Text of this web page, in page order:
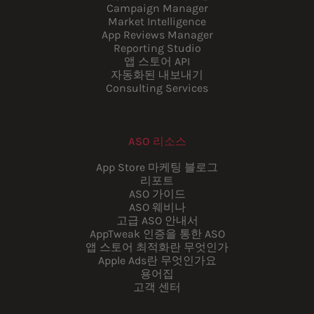
Campaign Manager
Market Intelligence
App Reviews Manager
Reporting Studio
앱 스토어 API
자동화된 내보내기
Consulting Services
ASO 리소스
App Store 마케팅 블로그
리포트
ASO 가이드
ASO 웨비나
고급 ASO 안내서
AppTweak 인증을 통한 ASO
앱 스토어 최적화란 무엇인가
Apple Ads란 무엇인가요
용어집
고객 센터